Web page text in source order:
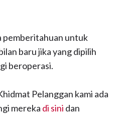
pemberitahuan untuk
baru jika yang dipilih
beroperasi.
Pelanggan kami ada
mereka di sini dan